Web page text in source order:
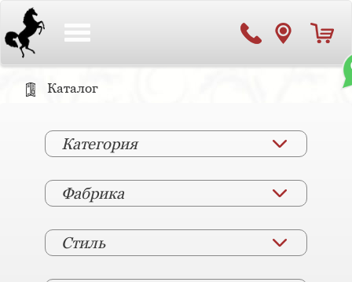
Каталог
Категория
Фабрика
Стиль